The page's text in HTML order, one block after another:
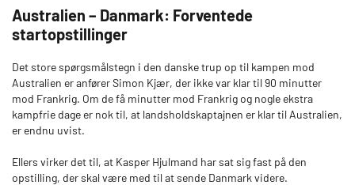
Australien – Danmark: Forventede
startopstillinger
Det store spørgsmålstegn i den danske trup op til kampen mod
Australien er anfører Simon Kjær, der ikke var klar til 90 minutter
mod Frankrig. Om de få minutter mod Frankrig og nogle ekstra
kampfrie dage er nok til, at landsholdskaptajnen er klar til Australien,
er endnu uvist.
Ellers virker det til, at Kasper Hjulmand har sat sig fast på den
opstilling, der skal være med til at sende Danmark videre.